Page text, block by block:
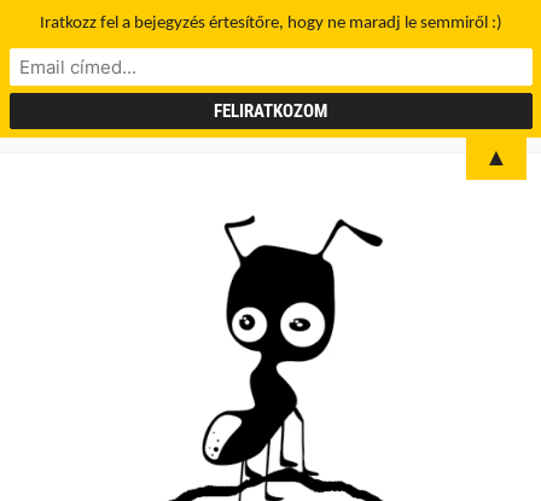
Iratkozz fel a bejegyzés értesítőre, hogy ne maradj le semmiről :)
▲